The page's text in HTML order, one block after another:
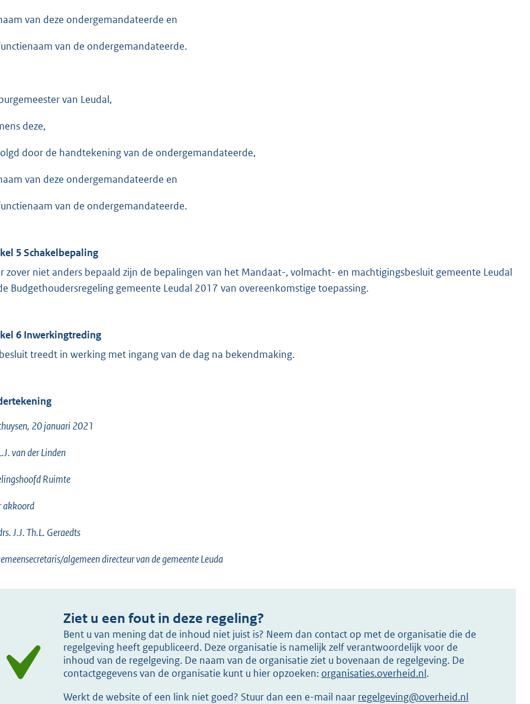
van deze ondergemandateerde en
van de ondergemandateerde.
van Leudal,
deze,
door de handtekening van de ondergemandateerde,
van deze ondergemandateerde en
van de ondergemandateerde.
5Schakelbepaling
zover niet anders bepaald zijn de bepalingen van het Mandaat-, volmacht- en machtigingsbesluit gemeente Leudal
Budgethoudersregeling gemeente Leudal 2017 van overeenkomstige toepassing.
6 Inwerkingtreding
treedt in werking met ingang van de dag na bekendmaking.
20 januari 2021
van der Linden
Ruimte
akkoord
J.J. Th.L. Geraedts
algemeen directeur van de gemeente Leuda
Ziet u een fout in deze regeling?
Bent u van mening dat de inhoud niet juist is? Neem dan contact op met de organisatie die de
regelgeving heeft gepubliceerd. Deze organisatie is namelijk zelf verantwoordelijk voor de
inhoud van de regelgeving. De naam van de organisatie ziet u bovenaan de regelgeving. De
contactgegevens van de organisatie kunt u hier opzoeken: organisaties.overheid.nl.
Werkt de website of een link niet goed? Stuur dan een e-mail naar regelgeving@overheid.nl